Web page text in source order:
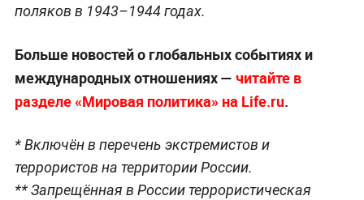
поляков в 1943–1944 годах.
Больше новостей о глобальных событиях и
международных отношениях — читайте в
разделе «Мировая политика» на Life.ru.
* Включён в перечень экстремистов и
террористов на территории России.
** Запрещённая в России террористическая